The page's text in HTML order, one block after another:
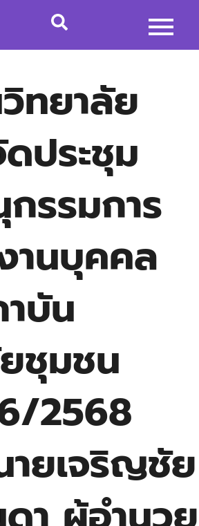
ทยาลัย
ประชุม
รรมการ
านบุคคล
บัน
ชุมชน
2568
ยเจริญชัย